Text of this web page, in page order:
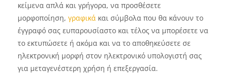
κείμενα απλά και γρήγορα, να προσθέσετε
μορφοποίηση, γραφικά και σύμβολα που θα κάνουν το
έγγραφό σας ευπαρουσίαστο και τέλος να μπορέσετε να
το εκτυπώσετε ή ακόμα και να το αποθηκεύσετε σε
ηλεκτρονική μορφή στον ηλεκτρονικό υπολογιστή σας
για μεταγενέστερη χρήση ή επεξεργασία.